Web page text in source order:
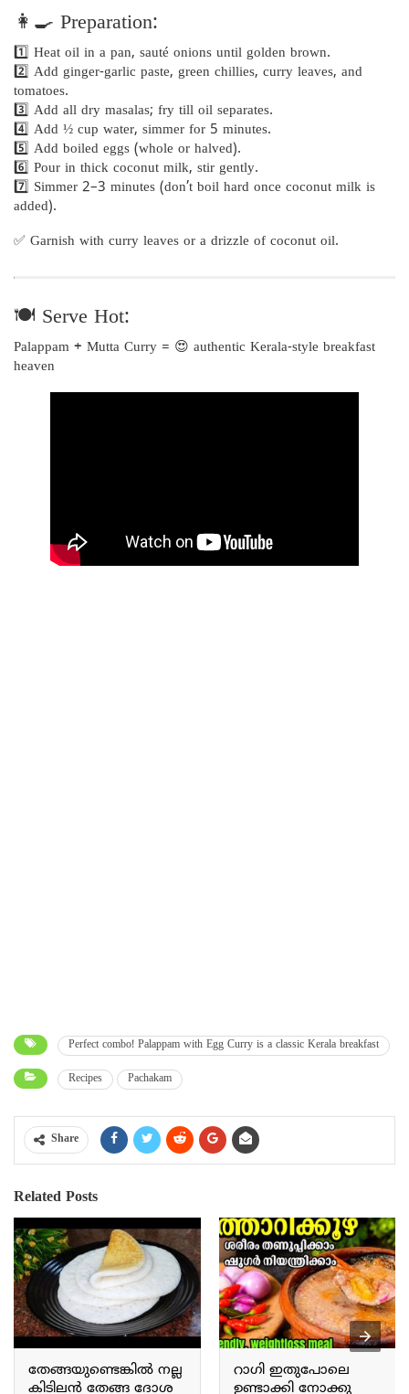
👩‍🍳 Preparation:
1️⃣ Heat oil in a pan, sauté onions until golden brown.
2️⃣ Add ginger-garlic paste, green chillies, curry leaves, and
tomatoes.
3️⃣ Add all dry masalas; fry till oil separates.
4️⃣ Add ½ cup water, simmer for 5 minutes.
5️⃣ Add boiled eggs (whole or halved).
6️⃣ Pour in thick coconut milk, stir gently.
7️⃣ Simmer 2–3 minutes (don’t boil hard once coconut milk is
added).
✅ Garnish with curry leaves or a drizzle of coconut oil.
🍽️ Serve Hot:
Palappam + Mutta Curry = 😍 authentic Kerala-style breakfast
heaven
Perfect combo! Palappam with Egg Curry is a classic Kerala breakfast
Recipes Pachakam
Share
Related Posts
തേങ്ങയുണ്ടെങ്കിൽ നല്ല
കിടിലൻ തേങ്ങ ദോശ
റാഗി ഇതുപോലെ
ഉണ്ടാക്കി നോക്കു